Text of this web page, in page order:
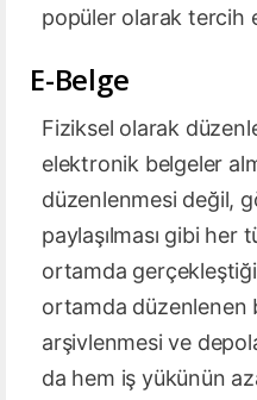
popüler olarak tercih
E-Belge
Fiziksel olarak
elektronik belgeler
düzenlenmesi değil,
paylaşılması gibi
ortamda
ortamda düzenlenen
arşivlenmesi ve
da hem iş yükünün